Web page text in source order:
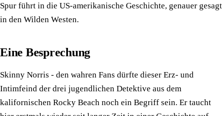
Spur führt in die US-amerikanische Geschichte, genauer gesagt
in den Wilden Westen.
Eine Besprechung
Skinny Norris - den wahren Fans dürfte dieser Erz- und
Intimfeind der drei jugendlichen Detektive aus dem
kalifornischen Rocky Beach noch ein Begriff sein. Er taucht